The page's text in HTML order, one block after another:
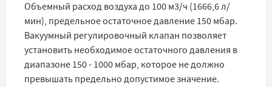
Объемный расход воздуха до 100 м3/ч (1666,6 л/
мин), предельное остаточное давление 150 мбар.
Вакуумный регулировочный клапан позволяет
установить необходимое остаточного давления в
диапазоне 150 - 1000 мбар, которое не должно
превышать предельно допустимое значение.